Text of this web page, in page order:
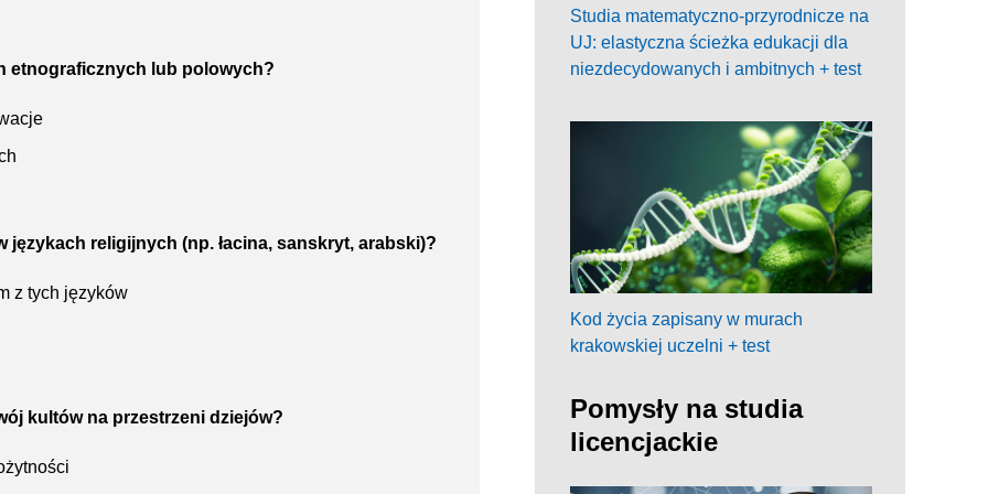
etnograficznych lub polowych?
językach religijnych (np. łacina, sanskryt, arabski)?
z tych języków
kultów na przestrzeni dziejów?
Studia matematyczno-przyrodnicze na
UJ: elastyczna ścieżka edukacji dla
niezdecydowanych i ambitnych + test
Kod życia zapisany w murach
krakowskiej uczelni + test
Pomysły na studia
licencjackie